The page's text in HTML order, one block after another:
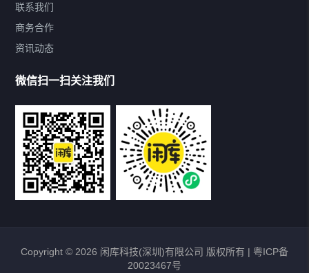
精品库存尾货
日用百货
家用电器
联系我们
商务合作
资讯动态
微信扫一扫关注我们
Copyright © 2026 闲库科技(深圳)有限公司 版权所有 | 粤ICP备
20023467号